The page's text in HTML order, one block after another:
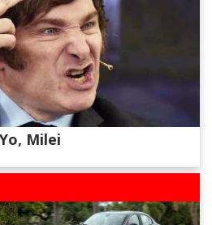
Yo, Milei